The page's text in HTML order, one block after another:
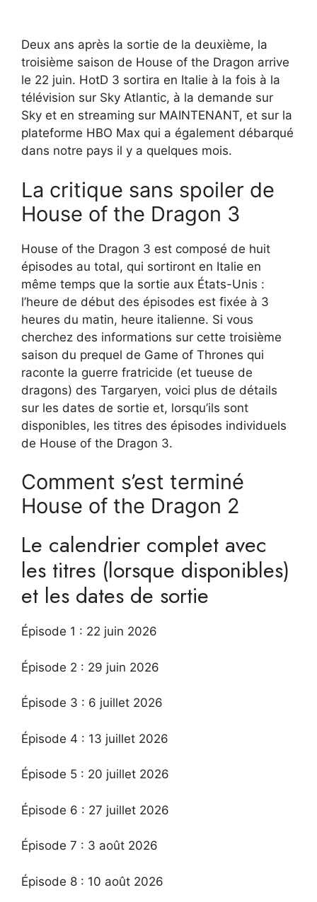
Deux ans après la sortie de la deuxième, la
troisième saison de House of the Dragon arrive
le 22 juin. HotD 3 sortira en Italie à la fois à la
télévision sur Sky Atlantic, à la demande sur
Sky et en streaming sur MAINTENANT, et sur la
plateforme HBO Max qui a également débarqué
dans notre pays il y a quelques mois.
La critique sans spoiler de
House of the Dragon 3
House of the Dragon 3 est composé de huit
épisodes au total, qui sortiront en Italie en
même temps que la sortie aux États-Unis :
l’heure de début des épisodes est fixée à 3
heures du matin, heure italienne. Si vous
cherchez des informations sur cette troisième
saison du prequel de Game of Thrones qui
raconte la guerre fratricide (et tueuse de
dragons) des Targaryen, voici plus de détails
sur les dates de sortie et, lorsqu’ils sont
disponibles, les titres des épisodes individuels
de House of the Dragon 3.
Comment s’est terminé
House of the Dragon 2
Le calendrier complet avec
les titres (lorsque disponibles)
et les dates de sortie
Épisode 1 : 22 juin 2026
Épisode 2 : 29 juin 2026
Épisode 3 : 6 juillet 2026
Épisode 4 : 13 juillet 2026
Épisode 5 : 20 juillet 2026
Épisode 6 : 27 juillet 2026
Épisode 7 : 3 août 2026
Épisode 8 : 10 août 2026